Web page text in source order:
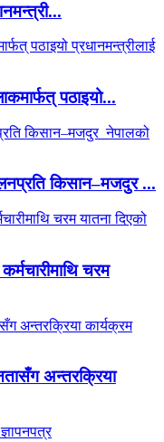
पठाइयो...
किसान–मजदुर ...
चरम
अन्तरक्रिया